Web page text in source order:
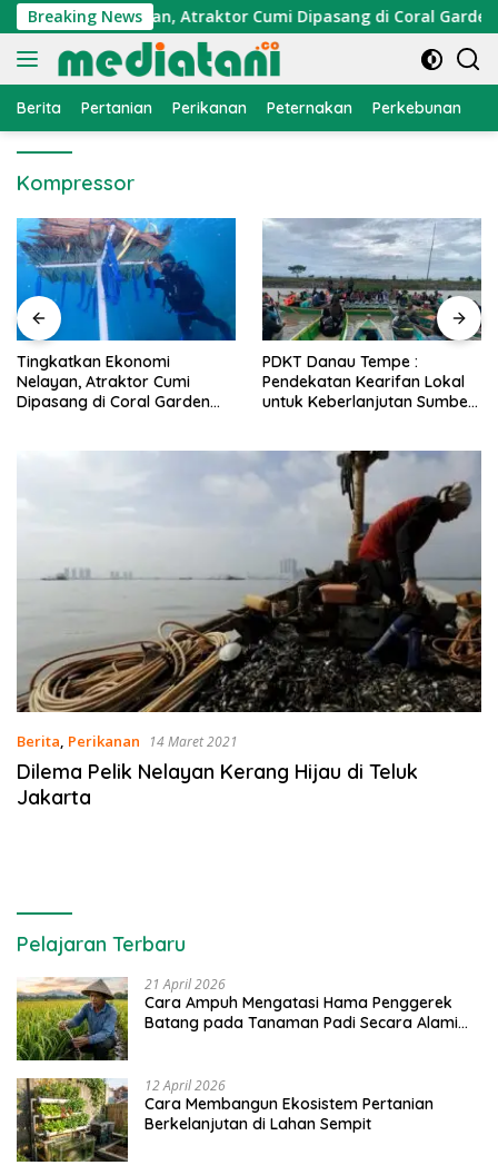
Langsung
ke
konten
Breaking News
Nelayan, Atraktor Cumi Dipasang di Coral Garden
Berita Pertanian Perikanan Peternakan Perkebunan
Kompressor
PDKT Danau Tempe :
Pendekatan Kearifan Lokal
untuk Keberlanjutan Sumber
Cara Mengatasi Penyakit
PMK pada Sapi Perah
Alami dan Medis
Berita, Perikanan 14 Maret 2021
Dilema Pelik Nelayan Kerang Hijau di Teluk
Jakarta
Pelajaran Terbaru
21 April 2026
Cara Ampuh Mengatasi Hama Penggerek
Batang pada Tanaman Padi Secara Alami
12 April 2026
Cara Membangun Ekosistem Pertanian
Berkelanjutan di Lahan Sempit